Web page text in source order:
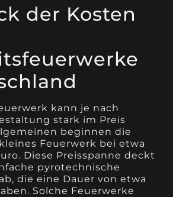
der Kosten
kann je nach
stark im Preis
beginnen die
Feuerwerk bei etwa
Diese Preisspanne deckt
pyrotechnische
die eine Dauer von etwa
Solche Feuerwerke